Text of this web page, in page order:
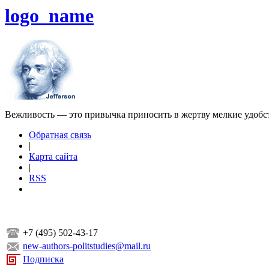
logo_name
Вежливость — это привычка приносить в жертву мелкие
Обратная связь
|
Карта сайта
|
RSS
+7 (495) 502-43-17
new-authors-politstudies@mail.ru
Подписка